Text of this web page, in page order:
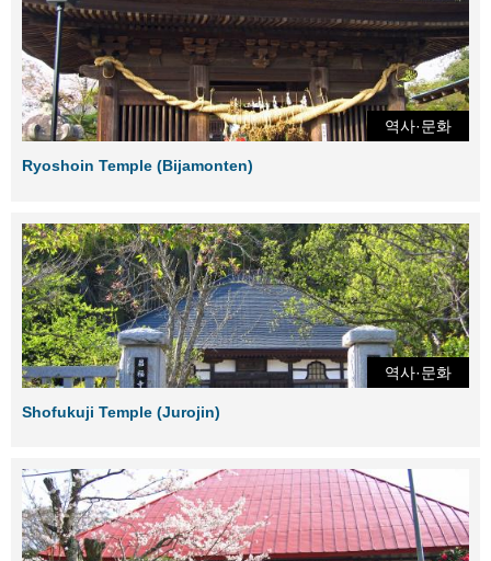
역사·문화
Ryoshoin Temple (Bijamonten)
역사·문화
Shofukuji Temple (Jurojin)